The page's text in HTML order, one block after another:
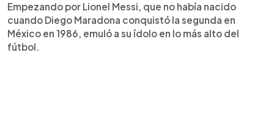
Empezando por Lionel Messi, que no había nacido
cuando Diego Maradona conquistó la segunda en
México en 1986, emuló a su ídolo en lo más alto del
fútbol.